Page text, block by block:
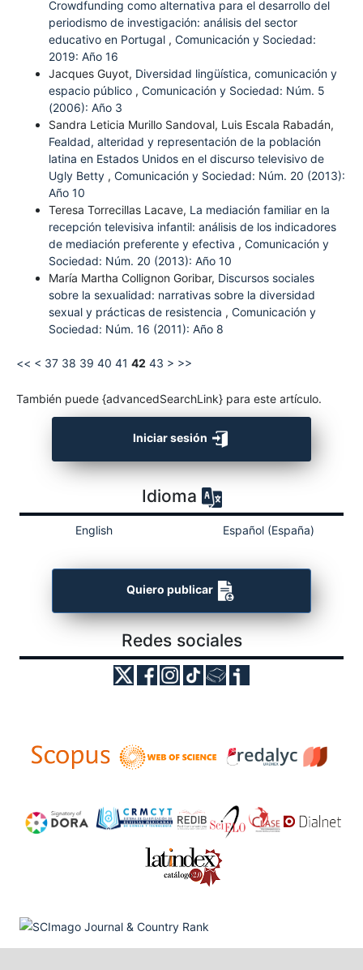
Crowdfunding como alternativa para el desarrollo del
periodismo de investigación: análisis del sector
educativo en Portugal , Comunicación y Sociedad:
2019: Año 16
Jacques Guyot, Diversidad lingüística, comunicación y
espacio público , Comunicación y Sociedad: Núm. 5
(2006): Año 3
Sandra Leticia Murillo Sandoval, Luis Escala Rabadán,
Fealdad, alteridad y representación de la población
latina en Estados Unidos en el discurso televisivo de
Ugly Betty , Comunicación y Sociedad: Núm. 20 (2013):
Año 10
Teresa Torrecillas Lacave, La mediación familiar en la
recepción televisiva infantil: análisis de los indicadores
de mediación preferente y efectiva , Comunicación y
Sociedad: Núm. 20 (2013): Año 10
María Martha Collignon Goribar, Discursos sociales
sobre la sexualidad: narrativas sobre la diversidad
sexual y prácticas de resistencia , Comunicación y
Sociedad: Núm. 16 (2011): Año 8
<< < 37 38 39 40 41 42 43 > >>
También puede {advancedSearchLink} para este artículo.
Iniciar sesión
Idioma
English Español (España)
Quiero publicar
Redes sociales